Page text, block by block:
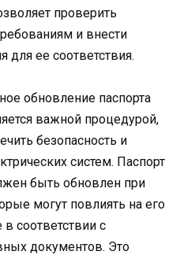
проверить
и внести
ее соответствия.
обновление паспорта
важной процедурой,
безопасность и
систем. Паспорт
быть обновлен при
могут повлиять на его
соответствии с
документов. Это